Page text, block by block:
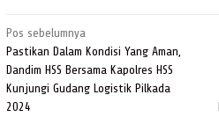
Navigasi
pos
Pos sebelumnya
Pastikan Dalam Kondisi Yang Aman,
Dandim HSS Bersama Kapolres HSS
Kunjungi Gudang Logistik Pilkada
2024